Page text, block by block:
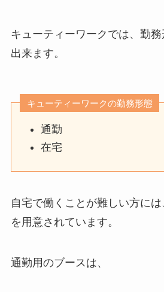
キューティーワークでは、勤
出来ます。
キューティーワークの勤務形態
通勤
在宅
自宅で働くことが難しい方に
を用意されています。
通勤用のブースは、